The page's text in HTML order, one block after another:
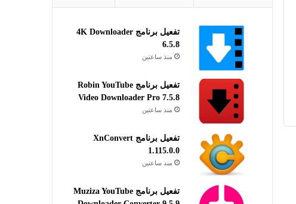
تفعيل برنامج 4K Downloader
6.5.8
منذ ساعتين
تفعيل برنامج Robin YouTube
Video Downloader Pro 7.5.8
منذ ساعتين
تفعيل برنامج XnConvert
1.115.0.0
منذ ساعتين
تفعيل برنامج Muziza YouTube